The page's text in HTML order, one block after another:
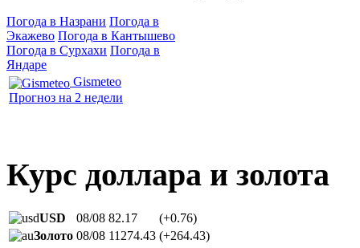
Погода в Назрани Погода в
Экажево Погода в Кантышево
Погода в Сурхахи Погода в
Яндаре
Gismeteo
Прогноз на 2 недели
Курс доллара и золота
USD 08/08 82.17
(+0.76)
Золото 08/08 11274.43 (+264.43)